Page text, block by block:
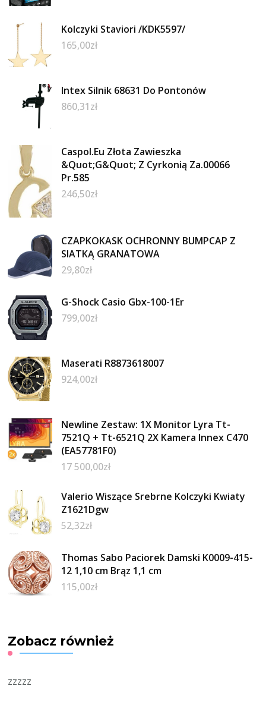
Kolczyki Staviori /KDK5597/
165,00zł
Intex Silnik 68631 Do Pontonów
860,31zł
Caspol.Eu Złota Zawieszka
&Quot;G&Quot; Z Cyrkonią Za.00066
Pr.585
246,50zł
CZAPKOKASK OCHRONNY BUMPCAP Z
SIATKĄ GRANATOWA
29,80zł
G-Shock Casio Gbx-100-1Er
799,00zł
Maserati R8873618007
924,00zł
Newline Zestaw: 1X Monitor Lyra Tt-
7521Q + Tt-6521Q 2X Kamera Innex C470
(EA57781F0)
17 500,00zł
Valerio Wiszące Srebrne Kolczyki Kwiaty
Z1621Dgw
52,32zł
Thomas Sabo Paciorek Damski K0009-415-
12 1,10 cm Brąz 1,1 cm
115,00zł
Zobacz również
zzzzz